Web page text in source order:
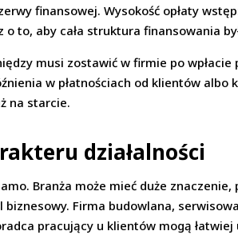
finansowej. Wysokość opłaty
to, aby cała struktura finansowania
musi zostawić w firmie po
w płatnościach od klientów
na starcie.
działalności
Branża może mieć duże
Firma budowlana,
pracujący u klientów mogą